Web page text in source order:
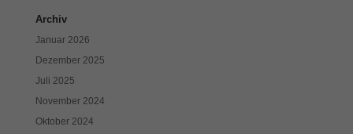
Archiv
Januar 2026
Dezember 2025
Juli 2025
November 2024
Oktober 2024